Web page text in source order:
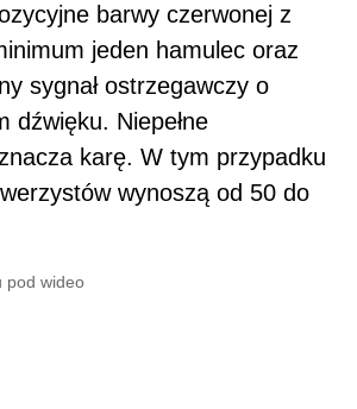
barwy czerwonej z
jeden hamulec oraz
sygnał ostrzegawczy o
dźwięku. Niepełne
karę. W tym przypadku
wynoszą od 50 do
pod wideo